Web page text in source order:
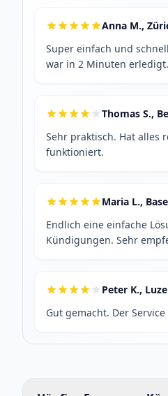
Anna M.,
Super einfach und
war in 2 Minuten erledigt.
Thomas S.,
Sehr praktisch. Hat alles
funktioniert.
Maria L.,
Endlich eine einfache
Kündigungen. Sehr
Peter K.,
Gut gemacht. Der